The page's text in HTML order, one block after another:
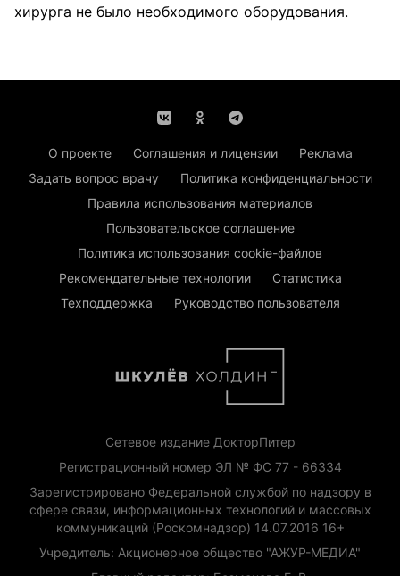
хирурга не было необходимого оборудования.
О проекте Соглашения и лицензии
Реклама
Задать вопрос врачу
Политика конфиденциальности
Правила использования материалов
Пользовательское соглашение
Политика использования cookie-файлов
Рекомендательные технологии
Статистика
Техподдержка
Руководство пользователя
Сетевое издание ДокторПитер
Регистрационный номер ЭЛ № ФС 77 - 66334
Зарегистрировано Федеральной службой по надзору в
сфере связи, информационных технологий и массовых
коммуникаций (Роскомнадзор) 14.07.2016 16+
Учредитель: Акционерное общество "АЖУР-МЕДИА"